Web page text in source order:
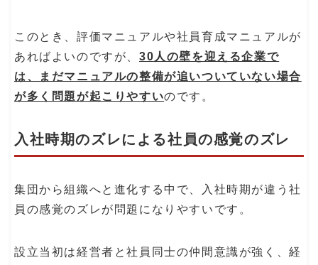
このとき、評価マニュアルや社員育成マニュアルが
あればよいのですが、30人の壁を迎える企業で
は、まだマニュアルの整備が追いついていない場合
が多く問題が起こりやすいのです。
入社時期のズレによる社員の感覚のズレ
集団から組織へと進化する中で、入社時期が違う社
員の感覚のズレが問題になりやすいです。
設立当初は経営者と社員同士の仲間意識が強く、経